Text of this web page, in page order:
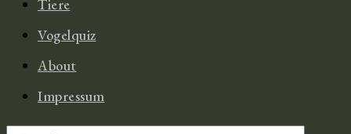
Tiere
Vogelquiz
About
Impressum